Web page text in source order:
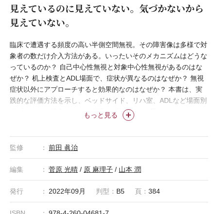
見えているのに見えていない。気づかないから
見えていない。
もっと見る
臨床で遭遇する頻度の高い半側空間無視。その障害像は多様で対
象者の数だけ介入方法がある。いったいそのメカニズムはどうな
っているのか？ 自己中心性無視と対象中心性無視があるのはな
ぜか？ 机上検査とADL場面で、症状が異なるのはなぜか？ 無視
症状以外にアプローチすると効果的なのはなぜか？ 本書は、実
践的な評価方法を示し、ベッドサイド、リハ室、ADLなど場面別
アプローチを紹介。まさに臨床で「使える」1冊である。
監修 前田 眞治
編集 菅原 光晴 / 原 麻理子 / 山本 潤
発行 2022年09月 判型： B5 頁： 384